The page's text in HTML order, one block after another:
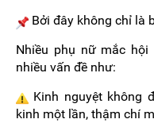
Bởi đây không chỉ là
Nhiều phụ nữ mắc
nhiều vấn đề như:
Kinh nguyệt không
kinh một lần, thậm chí